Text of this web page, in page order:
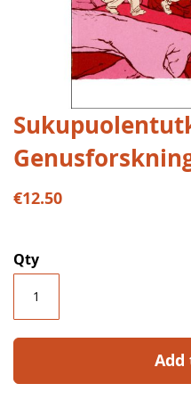
Skip
to
the
of
gallery
€12.50
Qty
Add